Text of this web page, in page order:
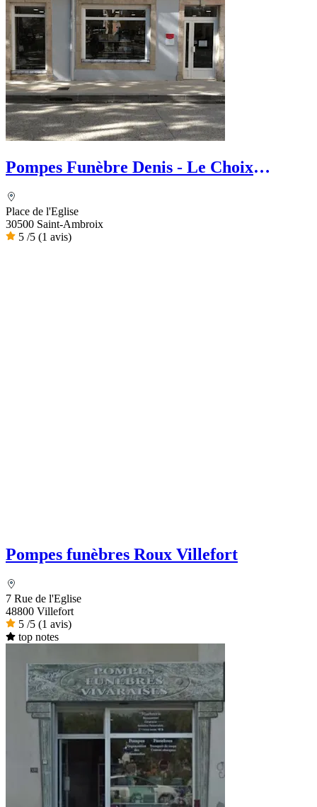
Pompes Funèbre Denis - Le Choix
Place de l'Eglise
30500 Saint-Ambroix
5 /5 (1 avis)
Pompes funèbres Roux Villefort
7 Rue de l'Eglise
48800 Villefort
5 /5 (1 avis)
top notes